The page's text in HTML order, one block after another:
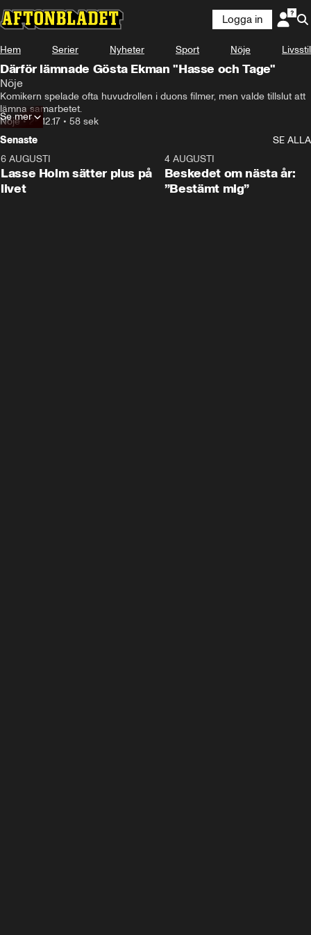
Logga in
Hem Serier Nyheter Sport Nöje Livsstil
Därför lämnade Gösta Ekman "Hasse och Tage"
Nöje
Komikern spelade ofta huvudrollen i duons filmer, men valde tillslut att
lämna samarbetet.
Nöje•25.12.17 • 58 sek
Se mer
Senaste
SE ALLA
6 AUGUSTI
Lasse Holm sätter plus på
livet
4 AUGUSTI
Beskedet om nästa år:
”Bestämt mig”